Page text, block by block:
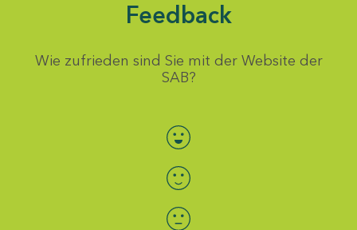
Feedback
Wie zufrieden sind Sie mit der Website der
SAB?
Bewertung auswählen